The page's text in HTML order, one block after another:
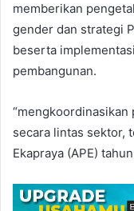
memberikan
gender dan strategi
beserta
pembangunan.
secara lintas sektor,
Ekapraya (APE)